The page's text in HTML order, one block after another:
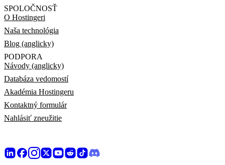
SPOLOČNOSŤ
O Hostingeri
Naša technológia
Blog (anglicky)
PODPORA
Návody (anglicky)
Databáza vedomostí
Akadémia Hostingeru
Kontaktný formulár
Nahlásiť zneužitie